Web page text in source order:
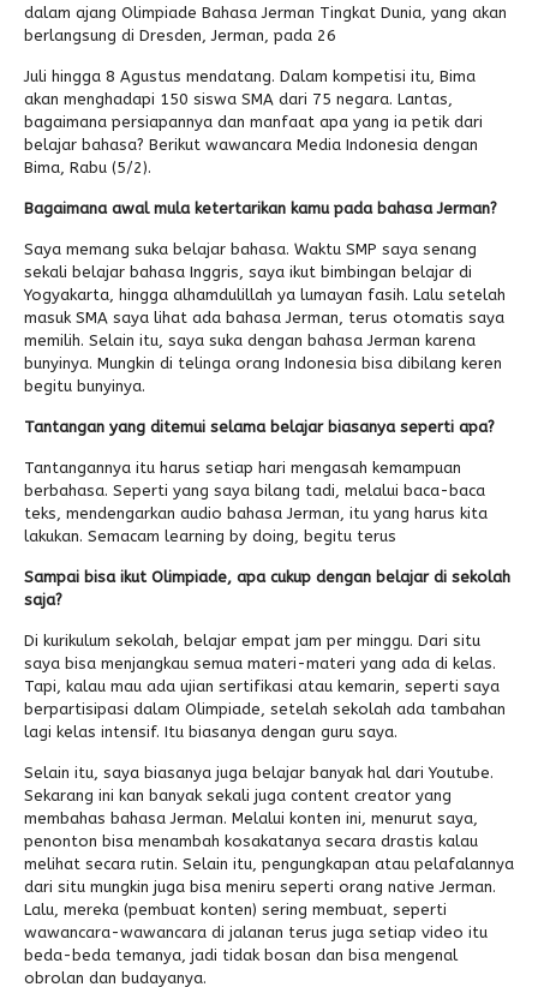
dalam ajang Olimpiade Bahasa Jerman Tingkat Dunia, yang akan
berlangsung di Dresden, Jerman, pada 26
Juli hingga 8 Agustus mendatang. Dalam kompetisi itu, Bima
akan menghadapi 150 siswa SMA dari 75 negara. Lantas,
bagaimana persiapannya dan manfaat apa yang ia petik dari
belajar bahasa? Berikut wawancara Media Indonesia dengan
Bima, Rabu (5/2).
Bagaimana awal mula ketertarikan kamu pada bahasa Jerman?
Saya memang suka belajar bahasa. Waktu SMP saya senang
sekali belajar bahasa Inggris, saya ikut bimbingan belajar di
Yogyakarta, hingga alhamdulillah ya lumayan fasih. Lalu setelah
masuk SMA saya lihat ada bahasa Jerman, terus otomatis saya
memilih. Selain itu, saya suka dengan bahasa Jerman karena
bunyinya. Mungkin di telinga orang Indonesia bisa dibilang keren
begitu bunyinya.
Tantangan yang ditemui selama belajar biasanya seperti apa?
Tantangannya itu harus setiap hari mengasah kemampuan
berbahasa. Seperti yang saya bilang tadi, melalui baca-baca
teks, mendengarkan audio bahasa Jerman, itu yang harus kita
lakukan. Semacam learning by doing, begitu terus
Sampai bisa ikut Olimpiade, apa cukup dengan belajar di sekolah
saja?
Di kurikulum sekolah, belajar empat jam per minggu. Dari situ
saya bisa menjangkau semua materi-materi yang ada di kelas.
Tapi, kalau mau ada ujian sertifikasi atau kemarin, seperti saya
berpartisipasi dalam Olimpiade, setelah sekolah ada tambahan
lagi kelas intensif. Itu biasanya dengan guru saya.
Selain itu, saya biasanya juga belajar banyak hal dari Youtube.
Sekarang ini kan banyak sekali juga content creator yang
membahas bahasa Jerman. Melalui konten ini, menurut saya,
penonton bisa menambah kosakatanya secara drastis kalau
melihat secara rutin. Selain itu, pengungkapan atau pelafalannya
dari situ mungkin juga bisa meniru seperti orang native Jerman.
Lalu, mereka (pembuat konten) sering membuat, seperti
wawancara-wawancara di jalanan terus juga setiap video itu
beda-beda temanya, jadi tidak bosan dan bisa mengenal
obrolan dan budayanya.